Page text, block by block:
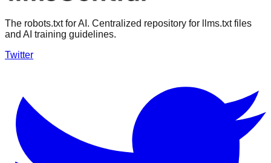
The robots.txt for AI. Centralized repository for llms.txt files
and AI training guidelines.
Twitter